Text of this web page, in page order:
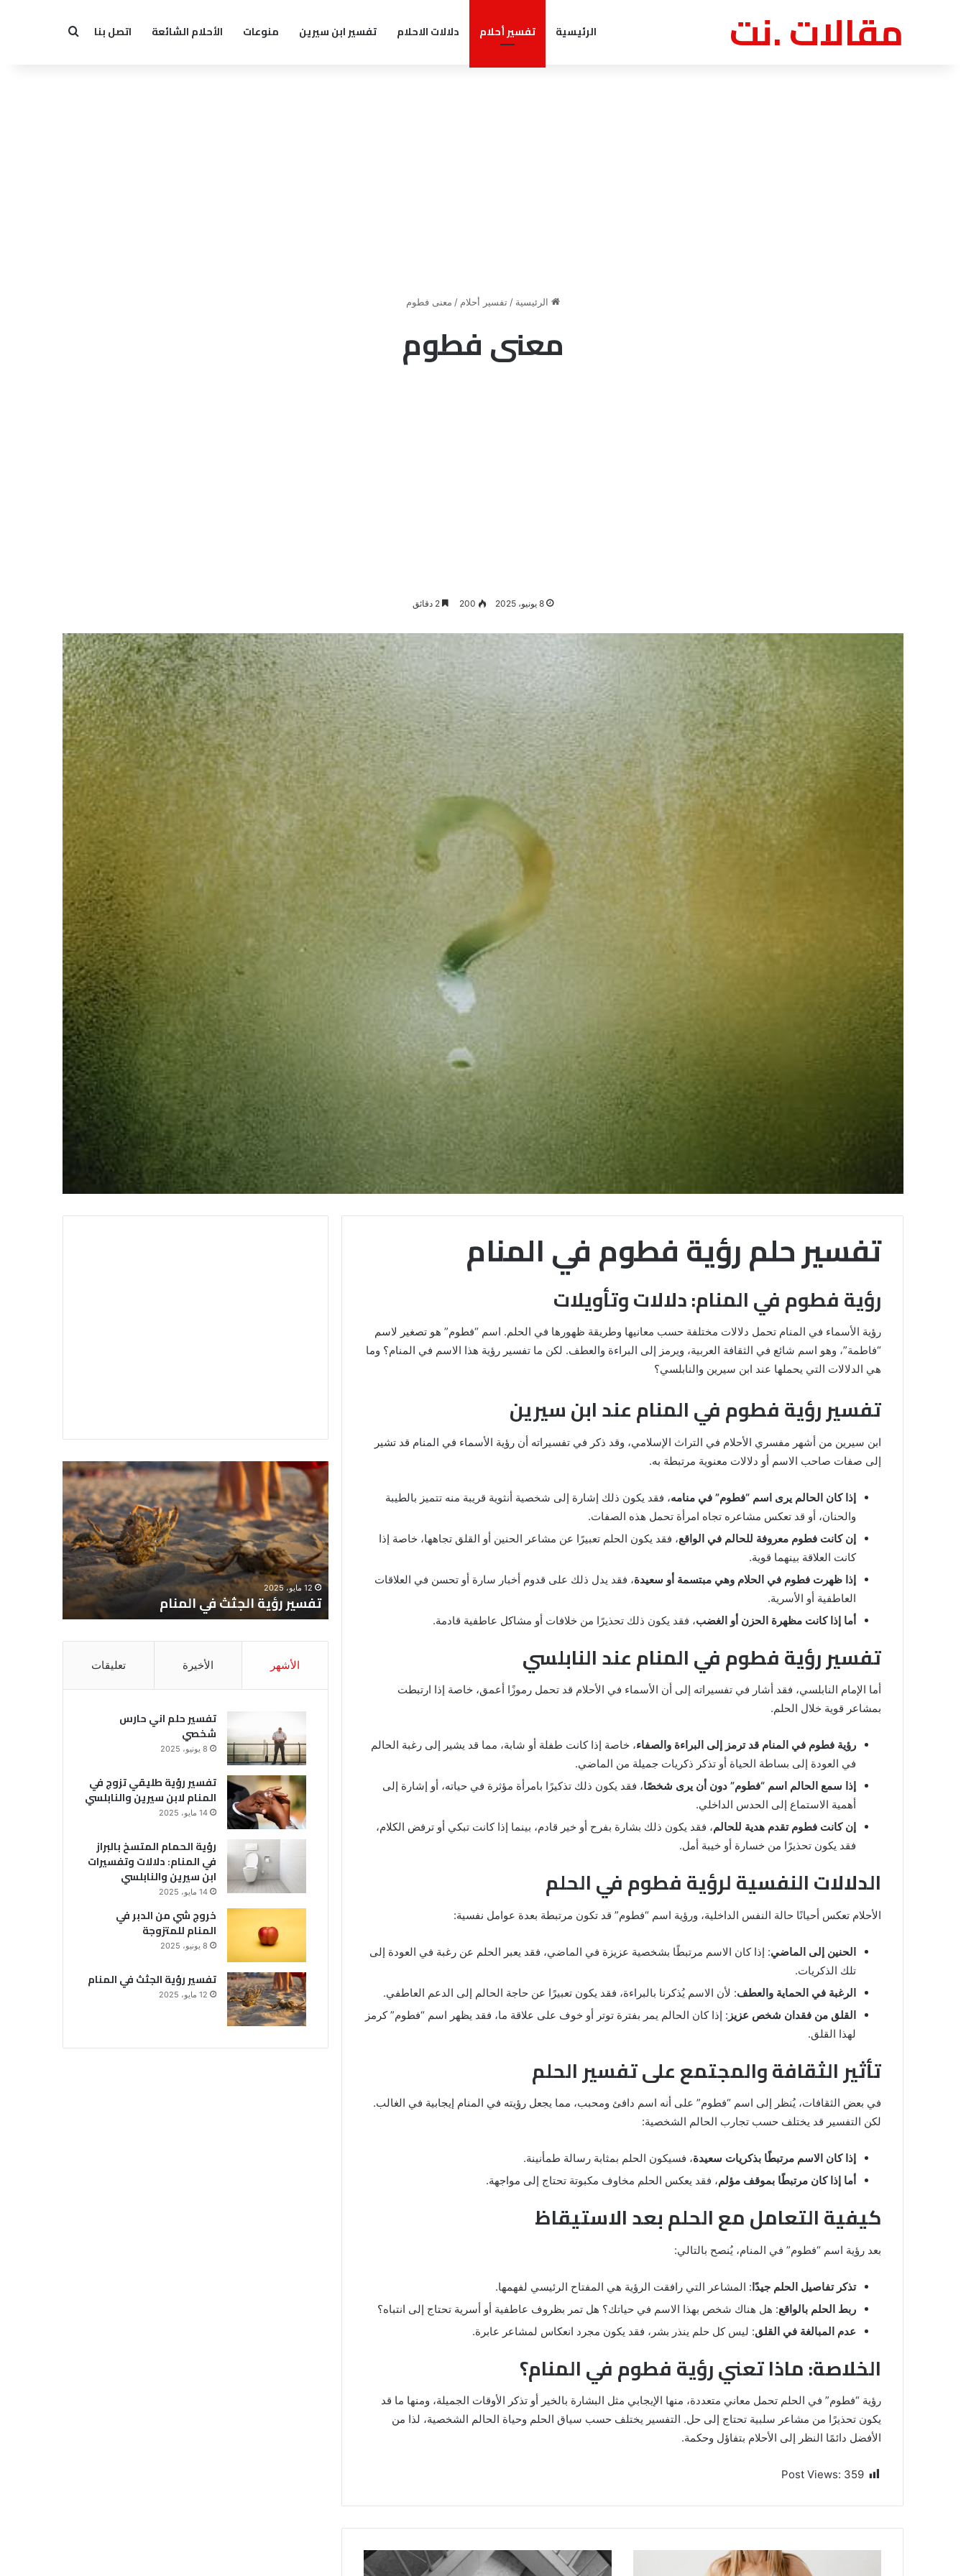
مقالات .نت الرئيسية تفسير أحلام دلالات الاحلام تفسير ابن سيرين منوعات الأحلام الشائعة اتصل بنا بحث عن
الرئيسية / تفسير أحلام / معنى فطوم
معنى فطوم
8 يونيو، 2025 200
تفسير حلم رؤية فطوم في المنام
رؤية فطوم في المنام: دلالات وتأويلات
رؤية الأسماء في المنام تحمل دلالات مختلفة حسب معانيها وطريقة ظهورها في الحلم. اسم “فطوم” هو تصغير لاسم
“فاطمة”، وهو اسم شائع في الثقافة العربية، ويرمز إلى البراءة والعطف. لكن ما تفسير رؤية هذا الاسم في المنام؟ وما
هي الدلالات التي يحملها عند ابن سيرين والنابلسي؟
تفسير رؤية فطوم في المنام عند ابن سيرين
ابن سيرين من أشهر مفسري الأحلام في التراث الإسلامي، وقد ذكر في تفسيراته أن رؤية الأسماء في المنام قد تشير
إلى صفات صاحب الاسم أو دلالات معنوية مرتبطة به.
إذا كان الحالم يرى اسم “فطوم” في منامه، فقد يكون ذلك إشارة إلى شخصية أنثوية قريبة منه تتميز بالطيبة
والحنان، أو قد تعكس مشاعره تجاه امرأة تحمل هذه الصفات.
إن كانت فطوم معروفة للحالم في الواقع، فقد يكون الحلم تعبيرًا عن مشاعر الحنين أو القلق تجاهها، خاصة إذا
كانت العلاقة بينهما قوية.
إذا ظهرت فطوم في الحلام وهي مبتسمة أو سعيدة، فقد يدل ذلك على قدوم أخبار سارة أو تحسن في العلاقات
العاطفية أو الأسرية.
أما إذا كانت مظهرة الحزن أو الغضب، فقد يكون ذلك تحذيرًا من خلافات أو مشاكل عاطفية قادمة.
تفسير رؤية فطوم في المنام عند النابلسي
أما الإمام النابلسي، فقد أشار في تفسيراته إلى أن الأسماء في الأحلام قد تحمل رموزًا أعمق، خاصة إذا ارتبطت
بمشاعر قوية خلال الحلم.
رؤية فطوم في المنام قد ترمز إلى البراءة والصفاء، خاصة إذا كانت طفلة أو شابة، مما قد يشير إلى رغبة الحالم
في العودة إلى بساطة الحياة أو تذكر ذكريات جميلة من الماضي.
إذا سمع الحالم اسم “فطوم” دون أن يرى شخصًا، فقد يكون ذلك تذكيرًا بامرأة مؤثرة في حياته، أو إشارة إلى
أهمية الاستماع إلى الحدس الداخلي.
إن كانت فطوم تقدم هدية للحالم، فقد يكون ذلك بشارة بفرح أو خير قادم، بينما إذا كانت تبكي أو ترفض الكلام،
فقد يكون تحذيرًا من خسارة أو خيبة أمل.
الدلالات النفسية لرؤية فطوم في الحلم
الأحلام تعكس أحيانًا حالة النفس الداخلية، ورؤية اسم “فطوم” قد تكون مرتبطة بعدة عوامل نفسية:
الحنين إلى الماضي: إذا كان الاسم مرتبطًا بشخصية عزيزة في الماضي، فقد يعبر الحلم عن رغبة في العودة إلى
تلك الذكريات.
الرغبة في الحماية والعطف: لأن الاسم يُذكرنا بالبراءة، فقد يكون تعبيرًا عن حاجة الحالم إلى الدعم العاطفي.
القلق من فقدان شخص عزيز : إذا كان الحالم يمر بفترة توتر أو خوف على علاقة ما، فقد يظهر اسم “فطوم” كرمز
لهذا القلق.
تأثير الثقافة والمجتمع على تفسير الحلم
في بعض الثقافات، يُنظر إلى اسم “فطوم” على أنه اسم دافئ ومحبب، مما يجعل رؤيته في المنام إيجابية في الغالب.
لكن التفسير قد يختلف حسب تجارب الحالم الشخصية:
إذا كان الاسم مرتبطًا بذكريات سعيدة، فسيكون الحلم بمثابة رسالة طمأنينة.
أما إذا كان مرتبطًا بموقف مؤلم، فقد يعكس الحلم مخاوف مكبوتة تحتاج إلى مواجهة.
كيفية التعامل مع الحلم بعد الاستيقاظ
بعد رؤية اسم “فطوم” في المنام، يُنصح بالتالي:
تذكر تفاصيل الحلم جيدًا: المشاعر التي رافقت الرؤية هي المفتاح الرئيسي لفهمها.
ربط الحلم بالواقع: هل هناك شخص بهذا الاسم في حياتك؟ هل تمر بظروف عاطفية أو أسرية تحتاج إلى انتباه؟
عدم المبالغة في القلق: ليس كل حلم ينذر بشر، فقد يكون مجرد انعكاس لمشاعر عابرة.
الخلاصة: ماذا تعني رؤية فطوم في المنام؟
رؤية “فطوم” في الحلم تحمل معاني متعددة، منها الإيجابي مثل البشارة بالخير أو تذكر الأوقات الجميلة، ومنها ما قد
يكون تحذيرًا من مشاعر سلبية تحتاج إلى حل. التفسير يختلف حسب سياق الحلم وحياة الحالم الشخصية، لذا من
الأفضل دائمًا النظر إلى الأحلام بتفاؤل وحكمة.
Post Views: 359
رؤية
المتسخ
بالبراز
المنام:
دلالات
وتفسيرات
ابن
سيرين
والنابلسي
رؤية الحمام المتسخ بالبراز في المنام:
دلالات وتفسيرات ابن سيرين والنابلسي
من
المنام
تفسير
رؤية
الجثث
في
المنام
12 مايو، 2025
تفسير رؤية الجثث في المنام
تفسير
اني
حارس
شخصي
الأشهر الأخيرة تعليقات
تفسير حلم اني حارس
شخصي
8 يونيو، 2025
تفسير رؤية طليقي تزوج في
المنام لابن سيرين والنابلسي
14 مايو، 2025
رؤية الحمام المتسخ بالبراز
في المنام: دلالات وتفسيرات
ابن سيرين والنابلسي
14 مايو، 2025
خروج شي من الدبر في
المنام للمتزوجة
8 يونيو، 2025
تفسير رؤية الجثث في المنام
12 مايو، 2025